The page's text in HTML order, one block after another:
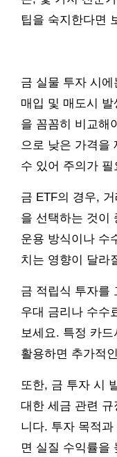
팁을 숙지한다면
금 실물 투자 시
매입 및 매도시
을 꼼꼼히 비교해
으로 낮은 가격을
수 있어 주의가 필
금 ETF의 경우,
을 선택하는 것이
운용 방식이나 수
치는 영향이 달라
금 적립식 투자를
우대 금리나 수수
보세요. 특정 카
활용하면 추가적
또한, 금 투자 시
대한 세금 관련
니다. 투자 목적
면 실질 수익률을